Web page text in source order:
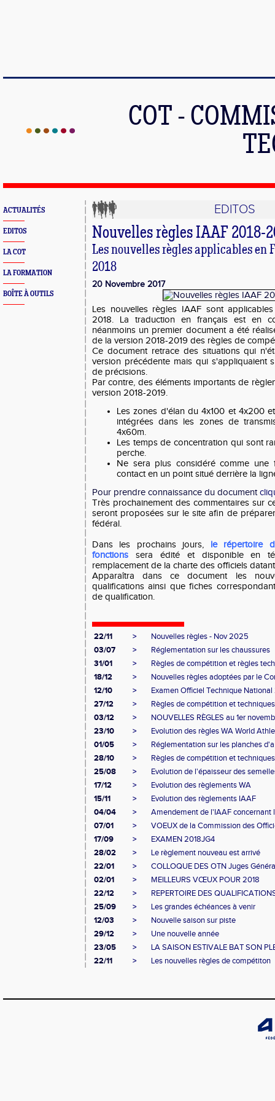
COT -
ACTUALITÉS
EDITOS
LA COT
LA FORMATION
BOÎTE À OUTILS
EDITOS
Nouvelles règles IAAF 2018-
Les nouvelles règles applicables en
2018
20 Novembre 2017
Les nouvelles règles IAAF sont
2018. La traduction en français est en
néanmoins un premier document a été
de la version 2018-2019 des règles de
Ce document retrace des situations qui
version précédente mais qui s'appliquaient
de précisions.
Par contre, des éléments importants de
version 2018-2019.
Les zones d'élan du 4x100 et 4x200
intégrées dans les zones de
4x60m.
Les temps de concentration qui sont
perche.
Ne sera plus considéré comme
contact en un point situé derrière la
Pour prendre connaissance du document
Très prochainement des commentaires sur
seront proposées sur le site afin de
fédéral.
Dans les prochains jours, le répertoire
fonctions sera édité et disponible en
remplacement de la charte des officiels
Apparaîtra dans ce document les
qualifications ainsi que fiches
de qualification.
22/11 >
Nouvelles règles - Nov 2025
03/07
>
Réglementation sur les chaussures
31/01
>
Règles de compétition et règles
18/12
>
Nouvelles règles adoptées par le
12/10
>
Examen Officiel Technique
27/12
>
Règles de compétition et
03/12
>
NOUVELLES RÈGLES au 1er
23/10
>
Evolution des règles WA World
01/05
>
Réglementation sur les planches
28/10
>
Règles de compétition et
25/08
>
Evolution de l'épaisseur des
17/12
>
Evolution des règlements WA
15/11
>
Evolution des règlements IAAF
04/04
>
Amendement de l'IAAF concernant
07/01
>
VOEUX de la Commission des
17/09
>
EXAMEN 2018JG4
28/02
>
Le règlement nouveau est arrivé
22/01
>
COLLOQUE DES OTN Juges
02/01
>
MEILLEURS VŒUX POUR 2018
22/12
>
REPERTOIRE DES
25/09
>
Les grandes échéances à venir
12/03
>
Nouvelle saison sur piste
29/12
>
Une nouvelle année
23/05
>
LA SAISON ESTIVALE BAT SON
22/11
> Les nouvelles règles de compétiton